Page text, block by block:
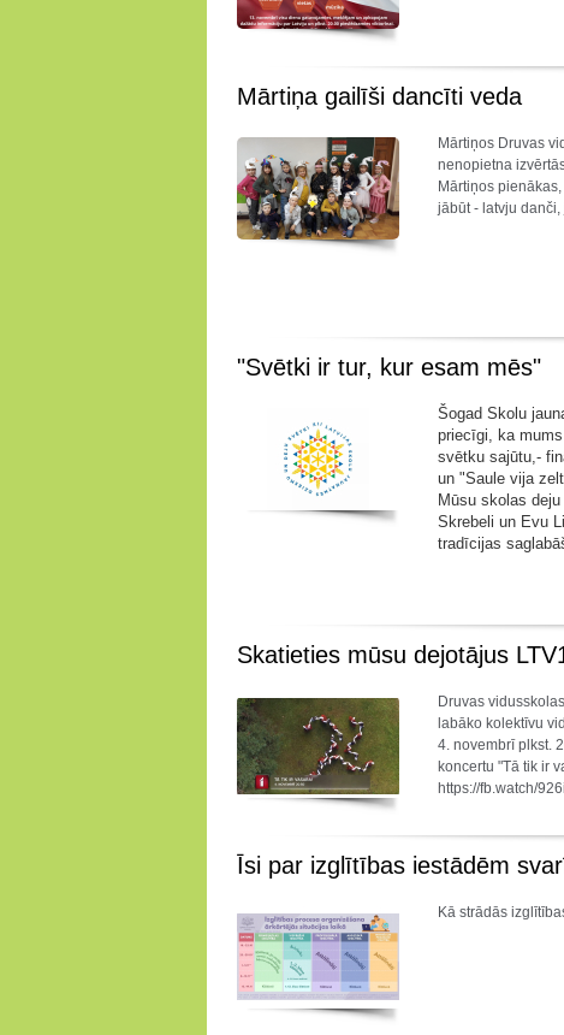
Mārtiņa gailīši dancīti veda
Mārtiņos Druvas
nenopietna
Mārtiņos
jābūt - latvju
"Svētki ir tur, kur esam mēs"
Šogad Skolu
priecīgi, ka
svētku sajūtu,-
un "Saule vija
Mūsu skolas
Skrebeli un Evu
tradīcijas
Skatieties mūsu dejotājus
Druvas
labāko kolektīvu
4. novembrī plkst.
koncertu "Tā tik ir
https://fb.watch/
Īsi par izglītības iestādēm
Kā strādās